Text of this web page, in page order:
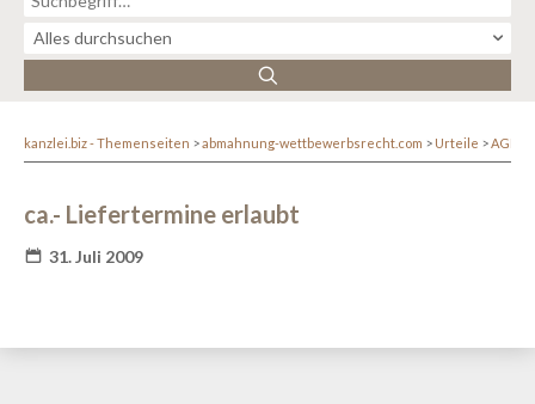
kanzlei.biz - Themenseiten abmahnung-wettbewerbsrecht.com Urteile AGB-
ca.- Liefertermine erlaubt
31. Juli 2009